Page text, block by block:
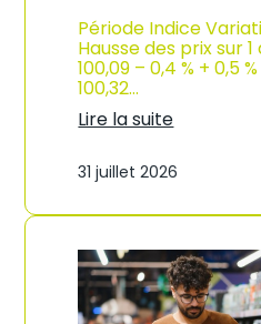
o
n
e
’
m
p
r
t
a
t
i
Période Indice
Hausse des prix sur
100,09 – 0,4 % + 0,5
100,32…
Lire la suite
n
i
e
d
e
s
31 juillet 2026